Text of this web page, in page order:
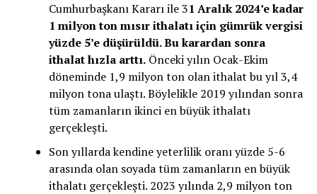
Cumhurbaşkanı Kararı ile 31 Aralık 2024’e kadar
1 milyon ton mısır ithalatı için gümrük vergisi
yüzde 5’e düşürüldü. Bu karardan sonra
ithalat hızla arttı.Önceki yılın Ocak-Ekim
döneminde 1,9 milyon ton olan ithalat bu yıl 3,4
milyon tona ulaştı. Böylelikle 2019 yılından sonra
tüm zamanların ikinci en büyük ithalatı
gerçekleşti.
Son yıllarda kendine yeterlilik oranı yüzde 5-6
arasında olan soyada tüm zamanların en büyük
ithalatı gerçekleşti. 2023 yılında 2,9 milyon ton